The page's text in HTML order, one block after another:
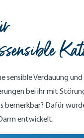
sensible Verdauung und
bei ihr mit
bemerkbar? Dafür
entwickelt.